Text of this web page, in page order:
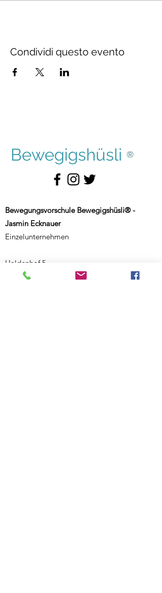
Condividi questo evento
Bewegigshüsli ®
Bewegungsvorschule Bewegigshüsli® -
Jasmin Ecknauer
Einzelunternehmen
Haldenhof 5
CH-9000 St. Gallen